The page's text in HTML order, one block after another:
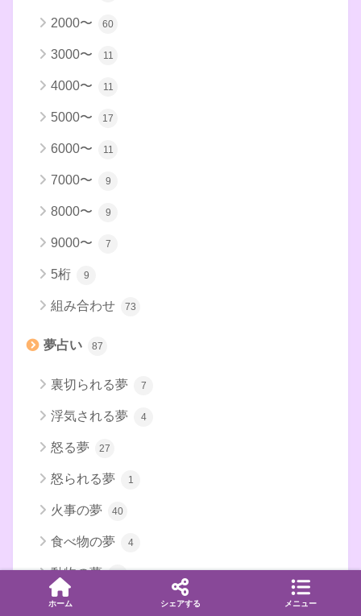
2000〜 60
3000〜 11
4000〜 11
5000〜 17
6000〜 11
7000〜 9
8000〜 9
9000〜 7
5桁 9
組み合わせ 73
夢占い 87
裏切られる夢 7
浮気される夢 4
怒る夢 27
怒られる夢 1
火事の夢 40
食べ物の夢 4
動物の夢
ホーム シェアする メニュー